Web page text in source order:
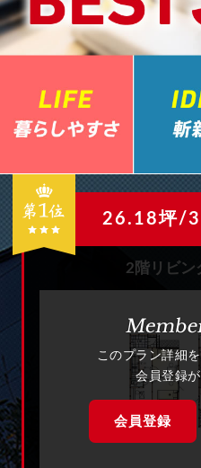
26.18坪/
2階リビ
このプラン詳細
会員登録
会員登録